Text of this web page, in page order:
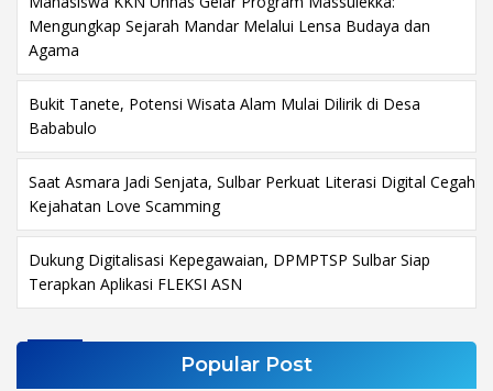
Mengungkap Sejarah Mandar Melalui Lensa Budaya dan
Agama
Bukit Tanete, Potensi Wisata Alam Mulai Dilirik di Desa
Bababulo
Saat Asmara Jadi Senjata, Sulbar Perkuat Literasi Digital Cegah
Kejahatan Love Scamming
Dukung Digitalisasi Kepegawaian, DPMPTSP Sulbar Siap
Terapkan Aplikasi FLEKSI ASN
Popular Post